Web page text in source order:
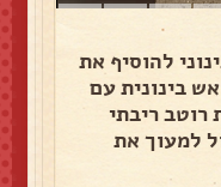
להוסיף את
בינונית עם
ריבתי
למעוך את